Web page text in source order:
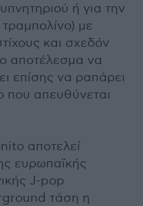
ή για την
με
και σχεδόν
αποτέλεσμα να
επίσης να ραπάρει
που απευθύνεται
αποτελεί
ευρωπαϊκής
J-pop
τάση η